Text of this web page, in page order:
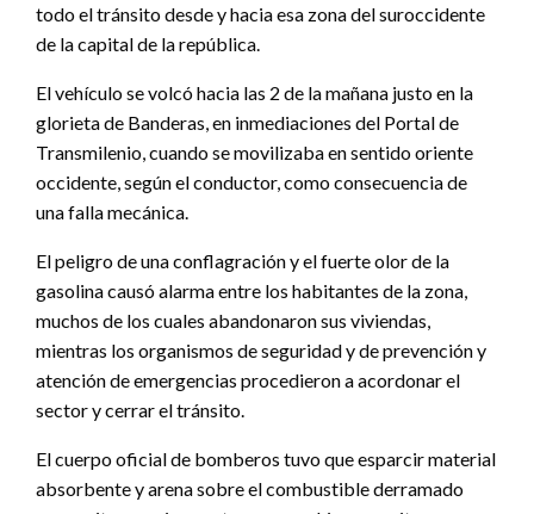
todo el tránsito desde y hacia esa zona del suroccidente
de la capital de la república.
El vehículo se volcó hacia las 2 de la mañana justo en la
glorieta de Banderas, en inmediaciones del Portal de
Transmilenio, cuando se movilizaba en sentido oriente
occidente, según el conductor, como consecuencia de
una falla mecánica.
El peligro de una conflagración y el fuerte olor de la
gasolina causó alarma entre los habitantes de la zona,
muchos de los cuales abandonaron sus viviendas,
mientras los organismos de seguridad y de prevención y
atención de emergencias procedieron a acordonar el
sector y cerrar el tránsito.
El cuerpo oficial de bomberos tuvo que esparcir material
absorbente y arena sobre el combustible derramado